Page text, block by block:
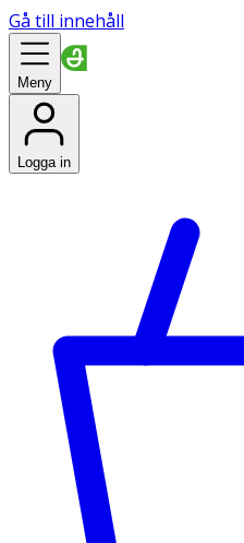
Gå till innehåll
Meny
Logga in